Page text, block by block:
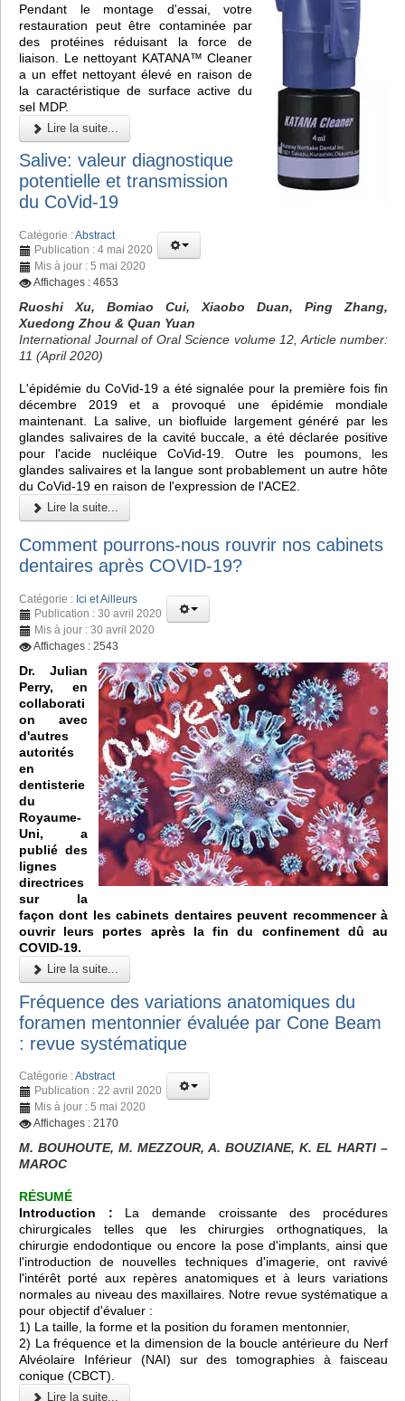
Pendant le montage d'essai, votre
restauration peut être contaminée par
des protéines réduisant la force de
liaison. Le nettoyant KATANA™ Cleaner
a un effet nettoyant élevé en raison de
la caractéristique de surface active du
sel MDP.
Lire la suite...
Salive: valeur diagnostique
potentielle et transmission
du CoVid-19
Catégorie :Abstract
Publication : 4 mai 2020
Mis à jour : 5 mai 2020
Affichages : 4653
Ruoshi Xu, Bomiao Cui, Xiaobo Duan, Ping Zhang,
Xuedong Zhou & Quan Yuan
International Journal of Oral Science volume 12, Article number:
11 (April 2020)
L'épidémie du CoVid-19 a été signalée pour la première fois fin
décembre 2019 et a provoqué une épidémie mondiale
maintenant. La salive, un biofluide largement généré par les
glandes salivaires de la cavité buccale, a été déclarée positive
pour l'acide nucléique CoVid-19. Outre les poumons, les
glandes salivaires et la langue sont probablement un autre hôte
du CoVid-19 en raison de l'expression de l'ACE2.
Lire la suite...
Comment pourrons-nous rouvrir nos cabinets
dentaires après COVID-19?
Catégorie : Ici et Ailleurs
Publication : 30 avril 2020
Mis à jour : 30 avril 2020
Affichages : 2543
Dr. Julian
Perry, en
collaborati
on avec
d'autres
autorités
en
dentisterie
du
Royaume-
Uni, a
publié des
lignes
directrices
sur la
façon dont les cabinets dentaires peuvent recommencer à
ouvrir leurs portes après la fin du confinement dû au
COVID-19.
Lire la suite...
Fréquence des variations anatomiques du
foramen mentonnier évaluée par Cone Beam
: revue systématique
Catégorie :Abstract
Publication : 22 avril 2020
Mis à jour : 5 mai 2020
Affichages : 2170
M. BOUHOUTE, M. MEZZOUR, A. BOUZIANE, K. EL HARTI –
MAROC
RÉSUMÉ
Introduction : La demande croissante des procédures
chirurgicales telles que les chirurgies orthognatiques, la
chirurgie endodontique ou encore la pose d'implants, ainsi que
l'introduction de nouvelles techniques d'imagerie, ont ravivé
l'intérêt porté aux repères anatomiques et à leurs variations
normales au niveau des maxillaires. Notre revue systématique a
pour objectif d'évaluer :
1) La taille, la forme et la position du foramen mentonnier,
2) La fréquence et la dimension de la boucle antérieure du Nerf
Alvéolaire Inférieur (NAI) sur des tomographies à faisceau
conique (CBCT).
Lire la suite...